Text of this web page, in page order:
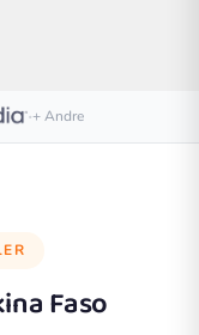
·+ Andre
Faso